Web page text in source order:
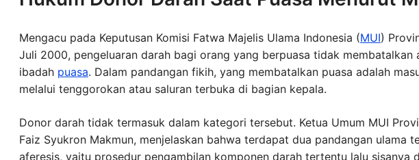
Mengacu pada Keputusan Komisi Fatwa Majelis Ulama Indonesia (MUI)
Juli 2000, pengeluaran darah bagi orang yang berpuasa tidak membatalkan
ibadah puasa. Dalam pandangan fikih, yang membatalkan puasa adalah
melalui tenggorokan atau saluran terbuka di bagian kepala.
Donor darah tidak termasuk dalam kategori tersebut. Ketua Umum MUI
Faiz Syukron Makmun, menjelaskan bahwa terdapat dua pandangan ulama
aferesis, yaitu prosedur pengambilan komponen darah tertentu lalu sisanya